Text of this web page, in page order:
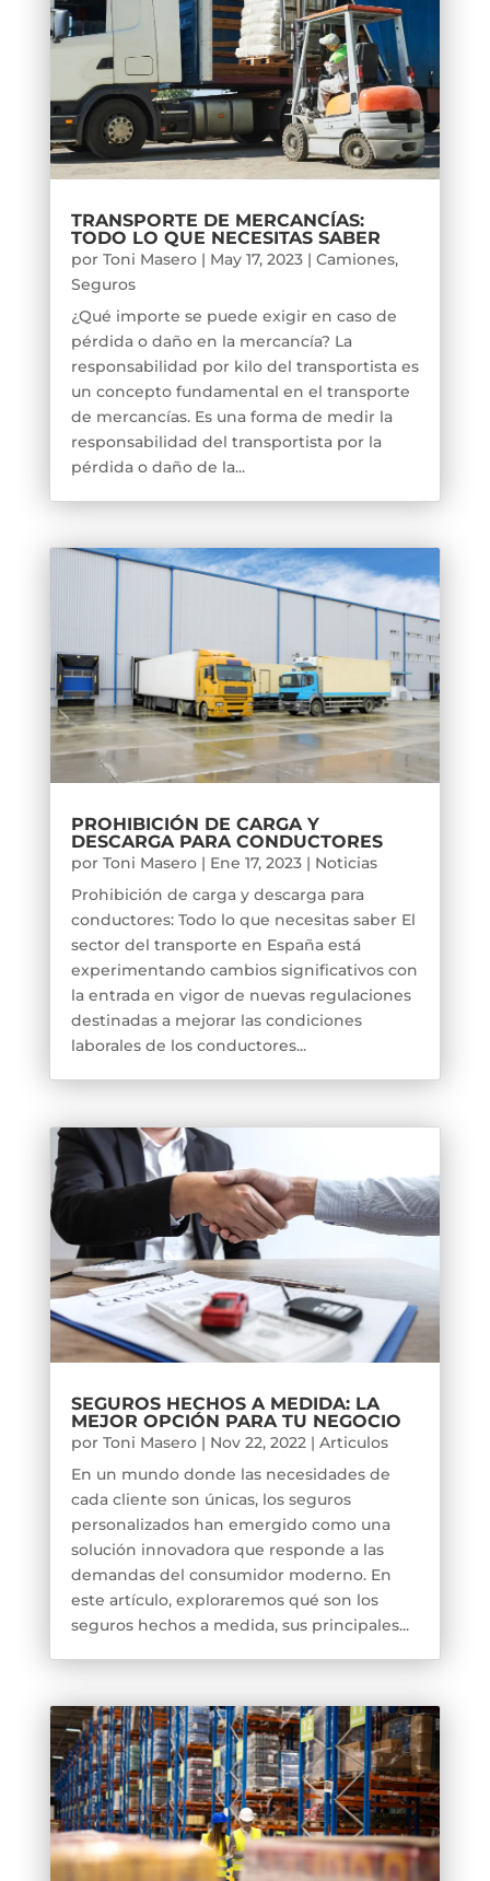
TRANSPORTE DE MERCANCÍAS:
TODO LO QUE NECESITAS SABER
por Toni Masero| May 17, 2023| Camiones,
Seguros
¿Qué importe se puede exigir en caso de
pérdida o daño en la mercancía? La
responsabilidad por kilo del transportista es
un concepto fundamental en el transporte
de mercancías. Es una forma de medir la
responsabilidad del transportista por la
pérdida o daño de la...
PROHIBICIÓN DE CARGA Y
DESCARGA PARA CONDUCTORES
por Toni Masero| Ene 17, 2023| Noticias
Prohibición de carga y descarga para
conductores: Todo lo que necesitas saber El
sector del transporte en España está
experimentando cambios significativos con
la entrada en vigor de nuevas regulaciones
destinadas a mejorar las condiciones
laborales de los conductores...
SEGUROS HECHOS A MEDIDA: LA
MEJOR OPCIÓN PARA TU NEGOCIO
por Toni Masero| Nov 22, 2022| Articulos
En un mundo donde las necesidades de
cada cliente son únicas, los seguros
personalizados han emergido como una
solución innovadora que responde a las
demandas del consumidor moderno. En
este artículo, exploraremos qué son los
seguros hechos a medida, sus principales...